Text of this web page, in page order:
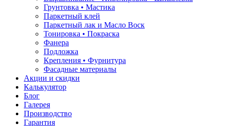
Грунтовкa • Мастика
Паркетный клей
Паркетный лак и Масло Воск
Тонировка • Покраска
Фанера
Подложка
Крепления • Фурнитура
Фасадные материалы
Акции и скидки
Калькулятор
Блог
Галерея
Производство
Гарантия